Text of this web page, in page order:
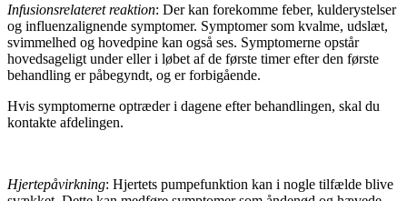
Infusionsrelateret reaktion: Der kan forekomme feber, kulderystelser
og influenzalignende symptomer. Symptomer som kvalme, udslæt,
svimmelhed og hovedpine kan også ses. Symptomerne opstår
hovedsageligt under eller i løbet af de første timer efter den første
behandling er påbegyndt, og er forbigående.
Hvis symptomerne optræder i dagene efter behandlingen, skal du
kontakte afdelingen.
Hjertepåvirkning: Hjertets pumpefunktion kan i nogle tilfælde blive